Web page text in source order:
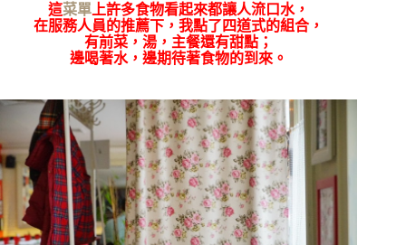
這菜單 上許多食物看起來都讓人流口水，
在服務人員的推薦下，我點了四道式的組合，
有前菜，湯，主餐還有甜點；
邊喝著水，邊期待著食物的到來。